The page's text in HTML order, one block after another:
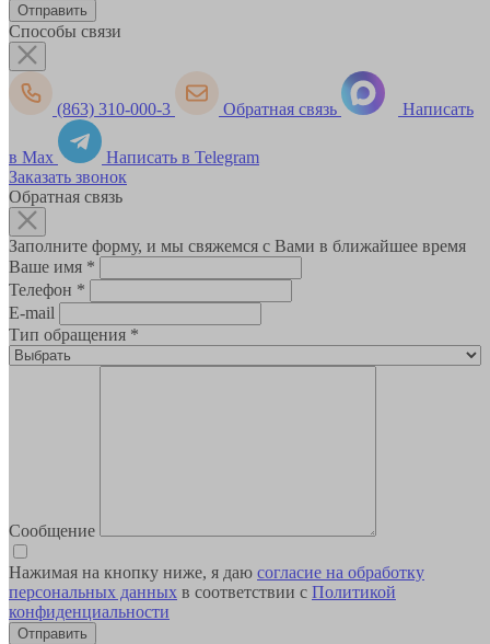
Способы связи
(863) 310-000-3 Обратная связь Написать
в Max
Написать в Telegram
Заказать звонок
Обратная связь
Заполните форму, и мы свяжемся с Вами в ближайшее время
Ваше имя *
Телефон *
E-mail
Тип обращения *
Сообщение
Нажимая на кнопку ниже, я даю согласие на обработку
персональных данных в соответствии с Политикой
конфиденциальности